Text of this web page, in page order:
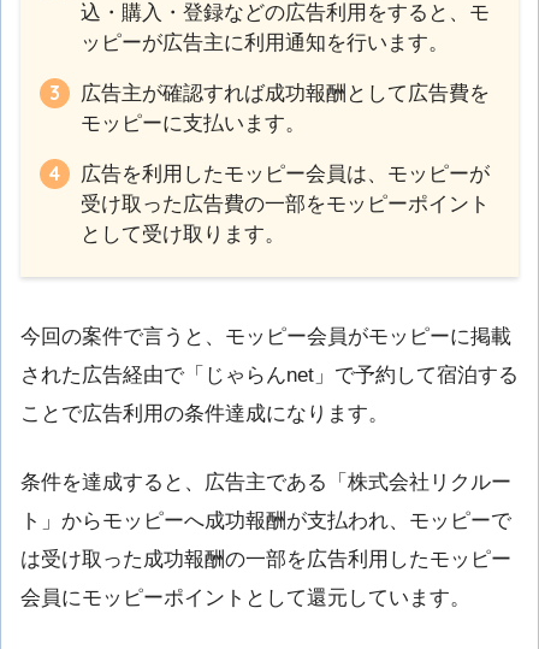
込・購入・登録などの広告利用をすると、モ
ッピーが広告主に利用通知を行います。
広告主が確認すれば成功報酬として広告費を
モッピーに支払います。
広告を利用したモッピー会員は、モッピーが
受け取った広告費の一部をモッピーポイント
として受け取ります。
今回の案件で言うと、モッピー会員がモッピーに掲載
された広告経由で「じゃらんnet」で予約して宿泊する
ことで広告利用の条件達成になります。
条件を達成すると、広告主である「株式会社リクルー
ト」からモッピーへ成功報酬が支払われ、モッピーで
は受け取った成功報酬の一部を広告利用したモッピー
会員にモッピーポイントとして還元しています。